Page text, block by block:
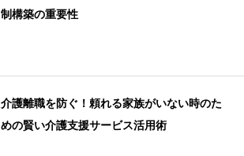
制構築の重要性
介護離職を防ぐ！頼れる家族がいない時のた
めの賢い介護支援サービス活用術